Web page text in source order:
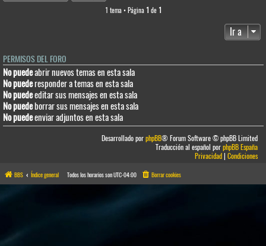
1 tema • Página 1 de 1
Ir a
PERMISOS DEL FORO
No puedeabrir nuevos temas en esta sala
No puederesponder a temas en esta sala
No puedeeditar sus mensajes en esta sala
No puedeborrar sus mensajes en esta sala
No puedeenviar adjuntos en esta sala
Desarrollado porphpBB® Forum Software © phpBB Limited
Traducción al español porphpBB España
Privacidad|Condiciones
BBS Índice general Todos los horarios sonUTC-04:00 Borrar cookies